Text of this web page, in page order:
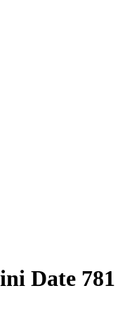
Date 781